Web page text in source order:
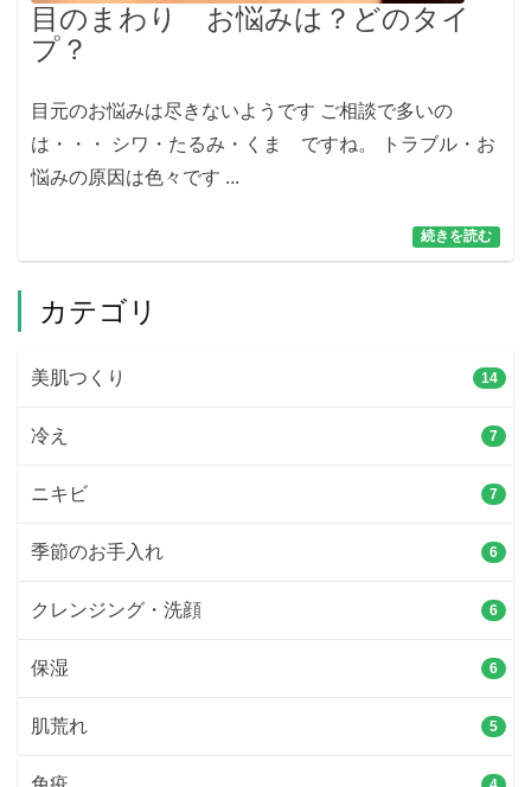
目のまわり お悩みは？どのタイ
プ？
目元のお悩みは尽きないようです ご相談で多いの
は・・・ シワ・たるみ・くま ですね。 トラブル・お
悩みの原因は色々です ...
続きを読む
カテゴリ
美肌つくり 14
冷え 7
ニキビ 7
季節のお手入れ 6
クレンジング・洗顔 6
保湿 6
肌荒れ 5